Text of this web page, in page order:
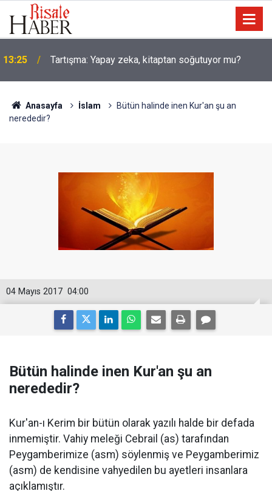
13:25 Tartışma: Yapay zeka, kitaptan soğutuyor mu?
10:35 Âyet kavramının çok bilinmeyen farklı bir yönü
Anasayfa İslam
Bütün halinde inen Kur'an şu an
nerededir?
04:00
04 Mayıs 2017
Bütün halinde inen Kur'an şu an
nerededir?
Kur'an-ı Kerim bir bütün olarak yazılı halde bir defada
inmemiştir. Vahiy meleği Cebrail (as) tarafından
Peygamberimize (asm) söylenmiş ve Peygamberimiz
(asm) de kendisine vahyedilen bu ayetleri insanlara
açıklamıştır.